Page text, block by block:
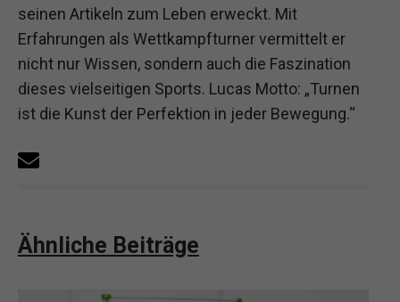
seinen Artikeln zum Leben erweckt. Mit
Erfahrungen als Wettkampfturner vermittelt er
nicht nur Wissen, sondern auch die Faszination
dieses vielseitigen Sports. Lucas Motto: „Turnen
ist die Kunst der Perfektion in jeder Bewegung.“
Ähnliche Beiträge